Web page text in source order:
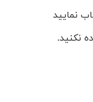
نماييد
نکنید.